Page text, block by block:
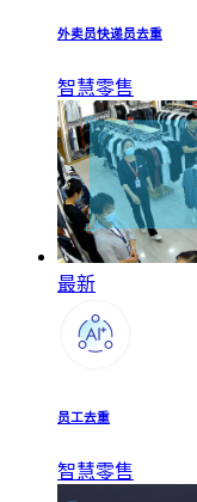
外卖员快递员去重
智慧零售
最新
员工去重
智慧零售